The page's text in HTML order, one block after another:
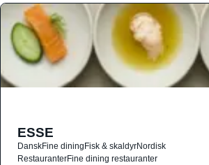
ESSE
DanskFine diningFisk & skaldyrNordisk
RestauranterFine dining restauranter